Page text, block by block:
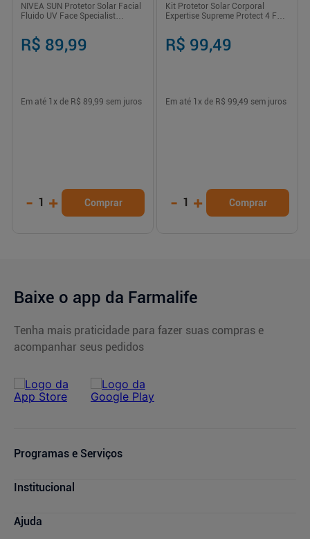
NIVEA SUN Protetor Solar Facial
Fluido UV Face Specialist
R$ 89,99
Em até 1 x de R$ 89,99 sem juros
- 1 + Comprar
Kit Protetor Solar Corporal
Expertise Supreme Protect 4 FPS
R$ 99,49
Em até 1 x de R$ 99,49 sem juros
- 1 + Comprar
Baixe o app da Farmalife
Tenha mais praticidade para fazer suas compras e
acompanhar seus pedidos
Programas e Serviços
Serviços Farmacêuticos
Cupons de Desconto
Institucional
Nossas Lojas
Ajuda